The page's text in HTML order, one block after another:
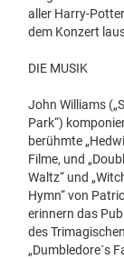
aller Harry-
dem Konzert
DIE MUSIK
John Williams
Park“)
berühmte
Filme, und
Waltz“ und
Hymn“ von
erinnern das
des
„Dumbledore´s